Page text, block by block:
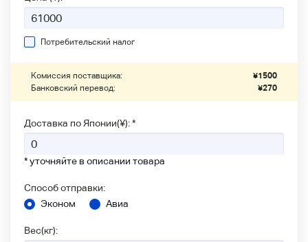
Потребительский налог
Комиссия поставщика: ¥1500
Банковский перевод:
¥270
Доставка по Японии(¥): *
* уточняйте в описании товара
Способ отправки:
Эконом
Авиа
Вес(кг):